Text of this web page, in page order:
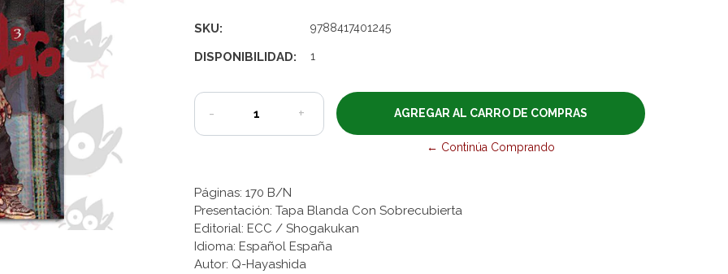
SKU: 9788417401245
DISPONIBILIDAD: 1
- +
← Continúa Comprando
Páginas: 170 B/N
Presentación: Tapa Blanda Con Sobrecubierta
Editorial: ECC / Shogakukan
Idioma: Español España
Autor: Q-Hayashida